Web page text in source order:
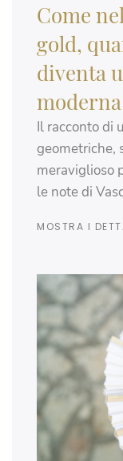
Come
gold,
diventa
moderna
Il racconto di
geometriche,
meraviglioso
le note di
MOSTRA I